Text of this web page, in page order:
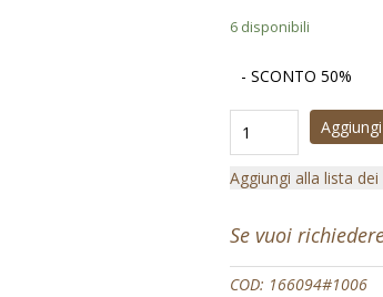
6 disponibili
- SCONTO 50%
Aggiungi alla lista dei
Se vuoi
COD: 166094#1006